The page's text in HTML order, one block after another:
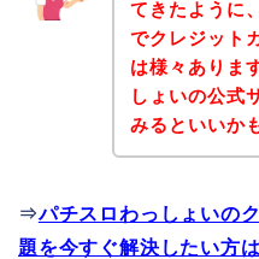
てきたように
でクレジット
は様々ありま
しょいの公式
みるといいか
⇒パチスロわっしょいの
題を今すぐ解決したい方